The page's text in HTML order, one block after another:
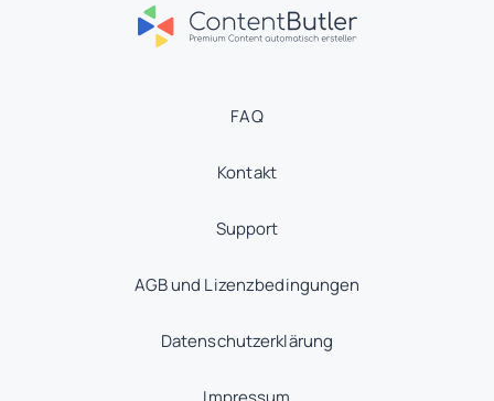
FAQ
Kontakt
Support
AGB und Lizenzbedingungen
Datenschutzerklärung